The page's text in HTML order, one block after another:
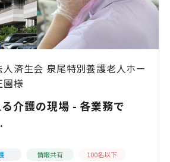
済生会 泉尾特別養護老人ホー
園様
介護の現場 - 各業務で
情報共有 100名以下